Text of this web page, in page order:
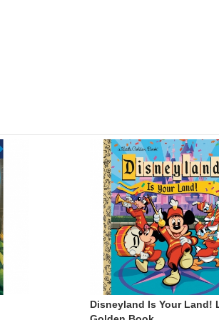
Disneyland Is Your Land!